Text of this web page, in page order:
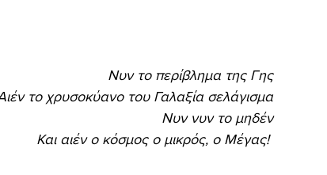
Νυν το περίβλημα της Γης
το χρυσοκύανο του Γαλαξία σελάγισμα
Νυν νυν το μηδέν
Και αιέν ο κόσμος ο μικρός, ο Μέγας!